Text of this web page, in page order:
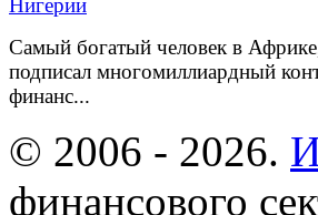
Самый богатый человек в
подписал многомиллиардный
финанс...
© 2006 - 2026.
финансового